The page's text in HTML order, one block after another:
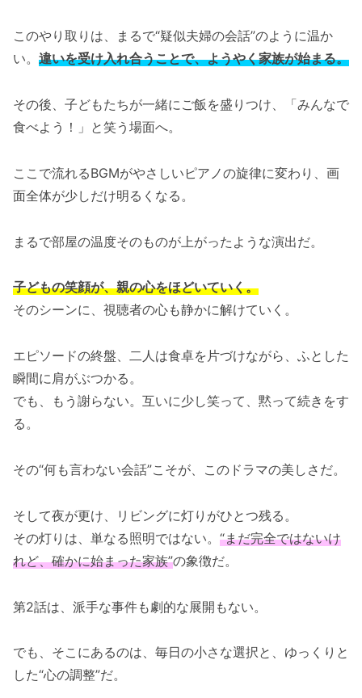
このやり取りは、まるで“疑似夫婦の会話”のように温か
い。 違いを受け入れ合うことで、ようやく家族が始まる。
その後、子どもたちが一緒にご飯を盛りつけ、「みんなで
食べよう！」と笑う場面へ。
ここで流れるBGMがやさしいピアノの旋律に変わり、画
面全体が少しだけ明るくなる。
まるで部屋の温度そのものが上がったような演出だ。
子どもの笑顔が、親の心をほどいていく。
そのシーンに、視聴者の心も静かに解けていく。
エピソードの終盤、二人は食卓を片づけながら、ふとした
瞬間に肩がぶつかる。
でも、もう謝らない。互いに少し笑って、黙って続きをす
る。
その“何も言わない会話”こそが、このドラマの美しさだ。
そして夜が更け、リビングに灯りがひとつ残る。
その灯りは、単なる照明ではない。 “まだ完全ではないけ
れど、確かに始まった家族”の象徴だ。
第2話は、派手な事件も劇的な展開もない。
でも、そこにあるのは、毎日の小さな選択と、ゆっくりと
した“心の調整”だ。